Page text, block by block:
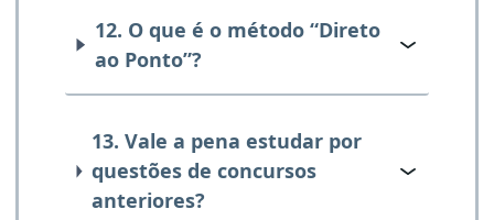
12. O que é o método “Direto
ao Ponto”?
13. Vale a pena estudar por
questões de concursos
anteriores?